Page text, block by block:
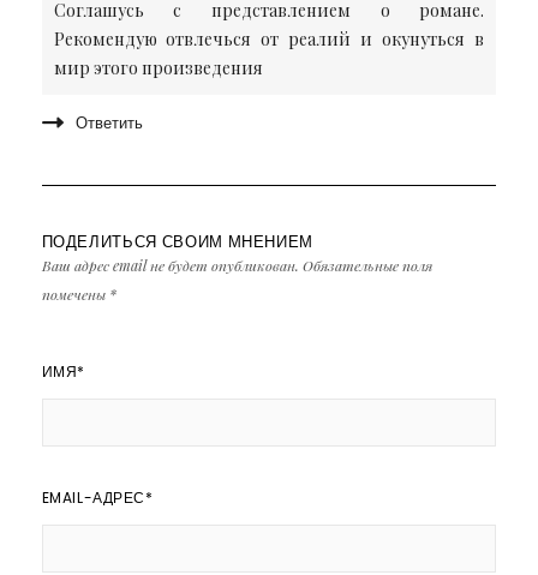
Соглашусь с представлением о романе.
Рекомендую отвлечься от реалий и окунуться в
мир этого произведения
Ответить
ПОДЕЛИТЬСЯ СВОИМ МНЕНИЕМ
Ваш адрес email не будет опубликован. Обязательные поля
помечены *
ИМЯ*
EMAIL-АДРЕС*